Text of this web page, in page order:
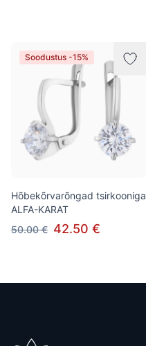
Soodustus -15%
Hõbekõrvarõngad tsirkooniga
ALFA-KARAT
50.00 € 42.50 €